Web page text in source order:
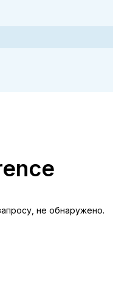
не обнаружено.